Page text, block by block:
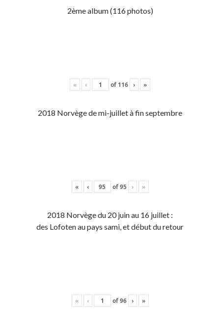
2ème album (116 photos)
« ‹ of 116 › »
2018 Norvège de mi-juillet à fin septembre
« ‹ of95 › »
2018 Norvège du 20 juin au 16 juillet :
des Lofoten au pays sami, et début du retour
« ‹ of96 › »